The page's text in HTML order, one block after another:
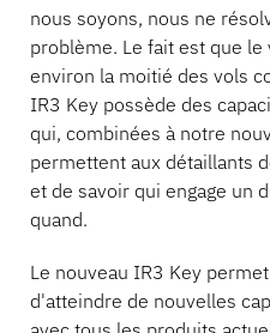
nous soyons, nous ne
problème. Le fait est que
environ la moitié des vols
IR3 Key possède des
qui, combinées à notre
permettent aux détaillants
et de savoir qui engage un
quand.
Le nouveau IR3 Key
d'atteindre de nouvelles